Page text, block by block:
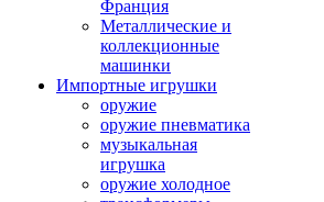
Франция
Металлические и
коллекционные
машинки
Импортные игрушки
оружие
оружие пневматика
музыкальная
игрушка
оружие холодное